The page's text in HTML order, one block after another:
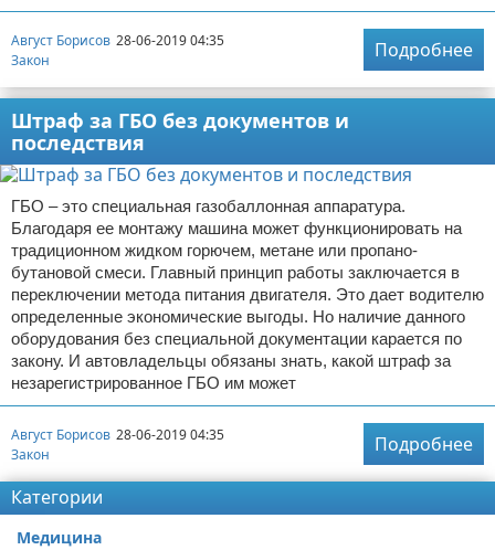
Август Борисов 28-06-2019 04:35
Закон
Подробнее
Штраф за ГБО без документов и
последствия
ГБО – это специальная газобаллонная аппаратура.
Благодаря ее монтажу машина может функционировать на
традиционном жидком горючем, метане или пропано-
бутановой смеси. Главный принцип работы заключается в
переключении метода питания двигателя. Это дает водителю
определенные экономические выгоды. Но наличие данного
оборудования без специальной документации карается по
закону. И автовладельцы обязаны знать, какой штраф за
незарегистрированное ГБО им может
Август Борисов 28-06-2019 04:35
Закон
Подробнее
Категории
Медицина